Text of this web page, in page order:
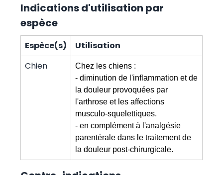
Indications d'utilisation par
espèce
Espèce(s)
Utilisation
Chien
Chez les chiens :
- diminution de l'inflammation et de
la douleur provoquées par
l'arthrose et les affections
musculo-squelettiques.
- en complément à l'analgésie
parentérale dans le traitement de
la douleur post-chirurgicale.